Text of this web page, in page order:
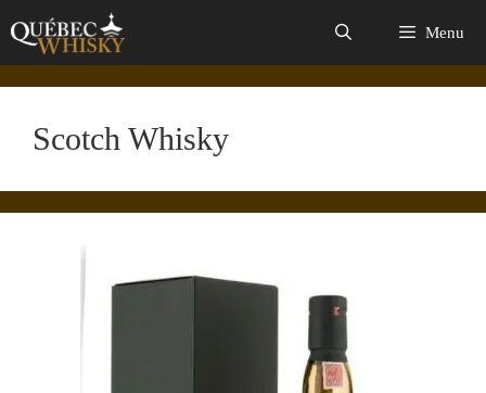
au
contenu
Menu
Scotch Whisky